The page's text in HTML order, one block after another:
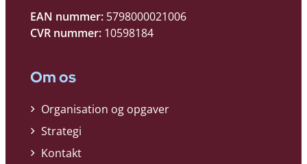
EAN nummer: 5798000021006
CVR nummer: 10598184
Om os
Organisation og opgaver
Strategi
Kontakt